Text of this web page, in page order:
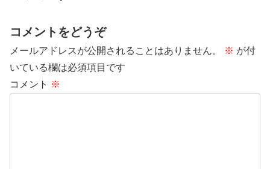
コメントをどうぞ
メールアドレスが公開されることはありません。 ※ が付
いている欄は必須項目です
コメント ※